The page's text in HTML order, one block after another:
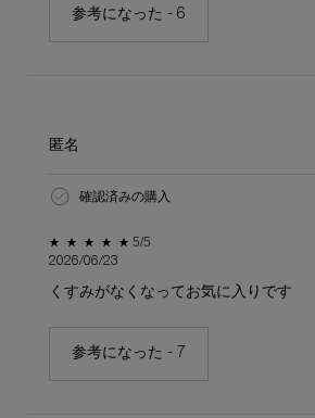
参考になった - 6
匿名
確認済みの購入
5星中5。 5/5
2026/06/23
くすみがなくなってお気に入りです
参考になった - 7